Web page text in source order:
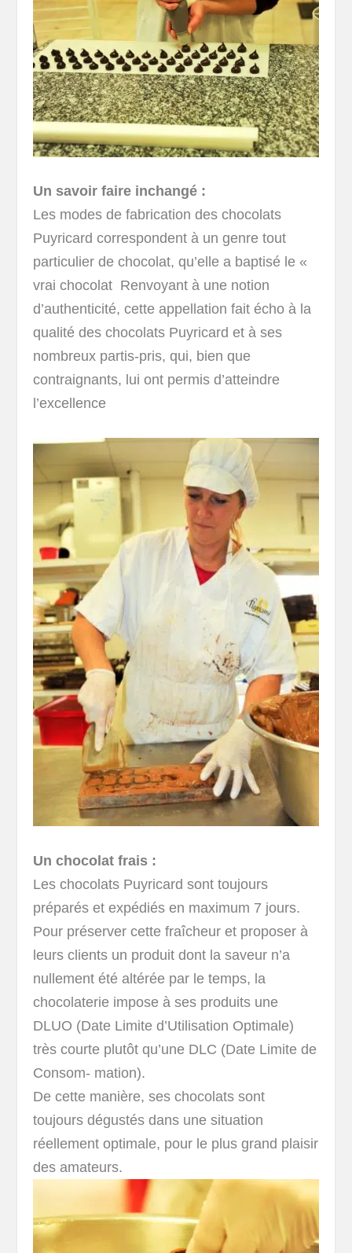
Un savoir faire inchangé :
Les modes de fabrication des chocolats
Puyricard correspondent à un genre tout
particulier de chocolat, qu’elle a baptisé le «
vrai chocolat Renvoyant à une notion
d’authenticité, cette appellation fait écho à la
qualité des chocolats Puyricard et à ses
nombreux partis-pris, qui, bien que
contraignants, lui ont permis d’atteindre
l’excellence
Un chocolat frais :
Les chocolats Puyricard sont toujours
préparés et expédiés en maximum 7 jours.
Pour préserver cette fraîcheur et proposer à
leurs clients un produit dont la saveur n’a
nullement été altérée par le temps, la
chocolaterie impose à ses produits une
DLUO (Date Limite d’Utilisation Optimale)
très courte plutôt qu’une DLC (Date Limite de
Consom- mation).
De cette manière, ses chocolats sont
toujours dégustés dans une situation
réellement optimale, pour le plus grand plaisir
des amateurs.